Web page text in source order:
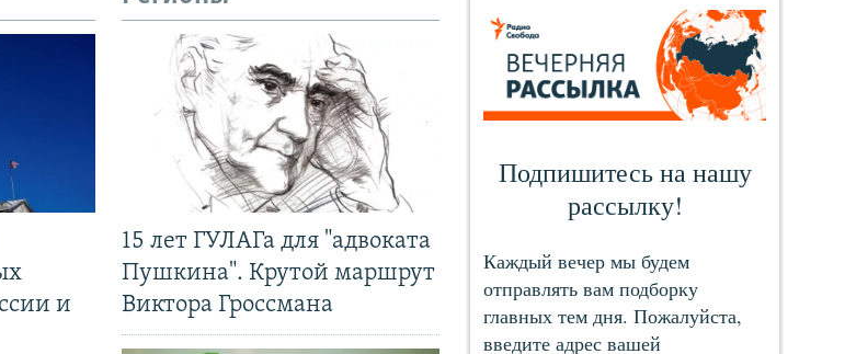
и
15 лет ГУЛАГа для "адвоката
Пушкина". Крутой маршрут
Виктора Гроссмана